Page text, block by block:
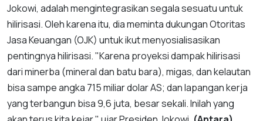
Jokowi, adalah mengintegrasikan segala sesuatu untuk
hilirisasi. Oleh karena itu, dia meminta dukungan Otoritas
Jasa Keuangan (OJK) untuk ikut menyosialisasikan
pentingnya hilirisasi. "Karena proyeksi dampak hilirisasi
dari minerba (mineral dan batu bara), migas, dan kelautan
bisa sampe angka 715 miliar dolar AS; dan lapangan kerja
yang terbangun bisa 9,6 juta, besar sekali. Inilah yang